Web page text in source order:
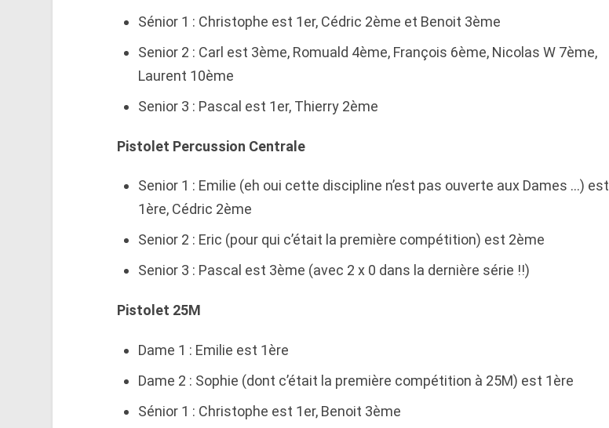
Sénior 1 : Christophe est 1er, Cédric 2ème et Benoit 3ème
Senior 2 : Carl est 3ème, Romuald 4ème, François 6ème, Nicolas W 7ème,
Laurent 10ème
Senior 3 : Pascal est 1er, Thierry 2ème
Pistolet Percussion Centrale
Senior 1 : Emilie (eh oui cette discipline n’est pas ouverte aux Dames …) est
1ère, Cédric 2ème
Senior 2 : Eric (pour qui c’était la première compétition) est 2ème
Senior 3 : Pascal est 3ème (avec 2 x 0 dans la dernière série !!)
Pistolet 25M
Dame 1 : Emilie est 1ère
Dame 2 : Sophie (dont c’était la première compétition à 25M) est 1ère
Sénior 1 : Christophe est 1er, Benoit 3ème